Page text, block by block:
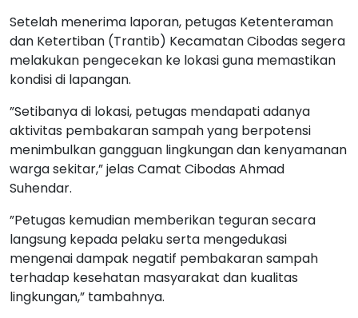
Setelah menerima laporan, petugas Ketenteraman
dan Ketertiban (Trantib) Kecamatan Cibodas segera
melakukan pengecekan ke lokasi guna memastikan
kondisi di lapangan.
”Setibanya di lokasi, petugas mendapati adanya
aktivitas pembakaran sampah yang berpotensi
menimbulkan gangguan lingkungan dan kenyamanan
warga sekitar,” jelas Camat Cibodas Ahmad
Suhendar.
”Petugas kemudian memberikan teguran secara
langsung kepada pelaku serta mengedukasi
mengenai dampak negatif pembakaran sampah
terhadap kesehatan masyarakat dan kualitas
lingkungan,” tambahnya.